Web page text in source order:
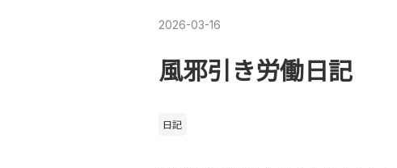
2026-03-16
風邪引き労働日記
日記